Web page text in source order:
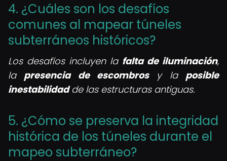
4. ¿Cuáles son los desafíos
comunes al mapear túneles
subterráneos históricos?
Los desafíos incluyen la falta de iluminación,
la presencia de escombrosy la posible
inestabilidadde las estructuras antiguas.
5. ¿Cómo se preserva la integridad
histórica de los túneles durante el
mapeo subterráneo?